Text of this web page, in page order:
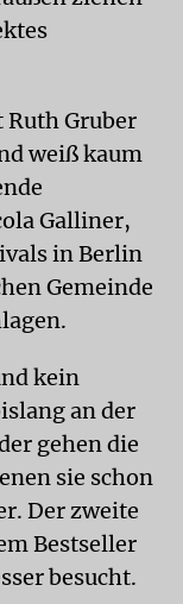
Ruth Gruber
weiß kaum
Galliner,
in Berlin
Gemeinde
kein
an der
gehen die
sie schon
Der zweite
Bestseller
besucht.